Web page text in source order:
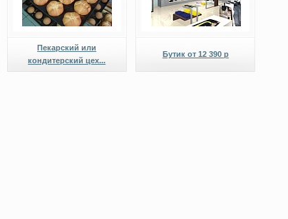
Пекарский или
кондитерский цех...
Бутик от 12 390 р